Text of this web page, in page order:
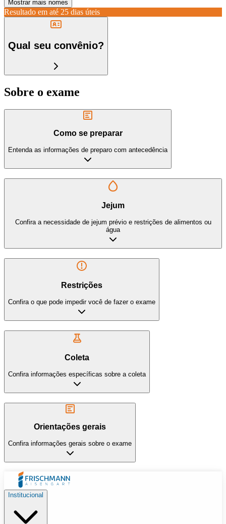
Mostrar mais nomes
Resultado em até 25 dias úteis
Qual seu convênio?
Sobre o exame
Como se preparar
Entenda as informações de preparo com antecedência
Jejum
Confira a necessidade de jejum prévio e restrições de alimentos ou
água
Restrições
Confira o que pode impedir você de fazer o exame
Coleta
Confira informações específicas sobre a coleta
Orientações gerais
Confira informações gerais sobre o exame
Institucional